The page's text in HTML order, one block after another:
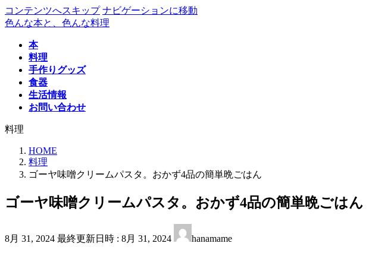
コンテンツへスキップ ナビゲーションに移動
色んな本と、色んな料理
本
料理
手作りグッズ
食器
生活情報
お問い合わせ
料理
HOME
料理
ゴーヤ味噌クリームパスタ。おかず4品の簡単晩ごはん
ゴーヤ味噌クリームパスタ。おかず4品の簡単晩ごはん
8月 31, 2024 最終更新日時 : 8月 31, 2024 hanamame